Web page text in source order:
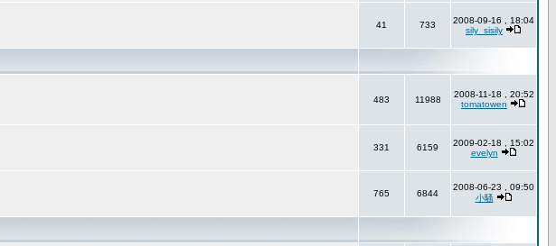
41 733
2008-09-16 , 18:04
sily_sisily
483 11988
2008-11-18 , 20:52
tomatowen
331 6159
2009-02-18 , 15:02
evelyn
765 6844
2008-06-23 , 09:50
小騷